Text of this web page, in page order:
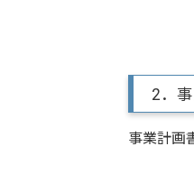
2．
事業計画